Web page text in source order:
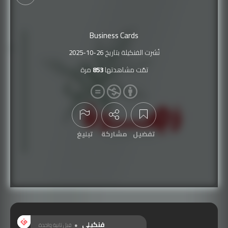
Business Cards
نُشرت الفنكيلة بتاريخ2025-10-26
تمّت مشاهدتها853 مرة
تفضيل مشاركة تبليغ
فنكيلي قبل ثانية واحدة